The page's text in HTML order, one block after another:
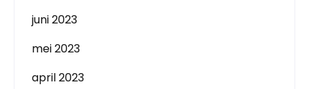
juni 2023
mei 2023
april 2023